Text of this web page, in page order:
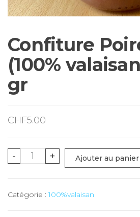
Confiture
(100%
gr
CHF5.00
-
quantité
Poire/Pinot
+ Ajouter au panier
Catégorie :100%valaisan